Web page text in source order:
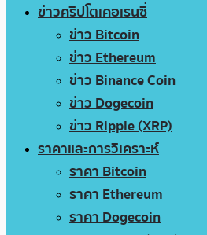
ข่าวคริปโตเคอเรนซี่
ข่าว Bitcoin
ข่าว Ethereum
ข่าว Binance Coin
ข่าว Dogecoin
ข่าว Ripple (XRP)
ราคาและการวิเคราะห์
ราคา Bitcoin
ราคา Ethereum
ราคา Dogecoin